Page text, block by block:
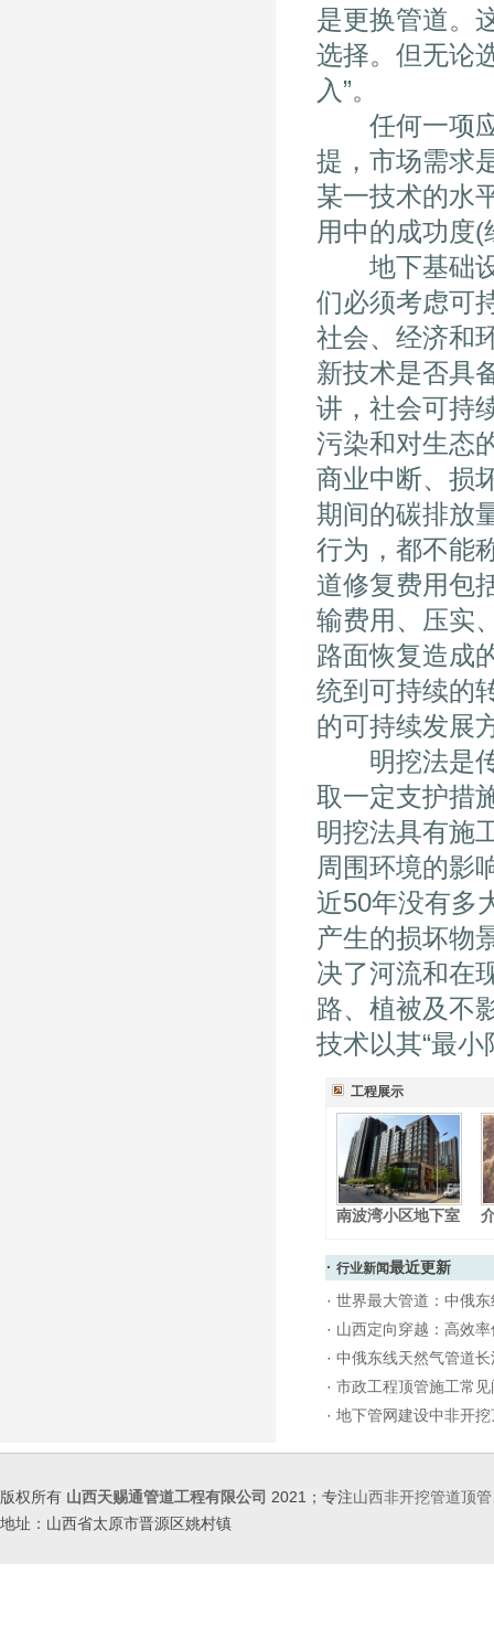
是更换管道。
选择。但无论
入”。
任何一项应
提，市场需求
某一技术的水
用中的成功度
地下基础设
们必须考虑可
社会、经济和
新技术是否具
讲，社会可持
污染和对生态
商业中断、损
期间的碳排放
行为，都不能
道修复费用包
输费用、压实
路面恢复造成
统到可持续的
的可持续发展
明挖法是传
取一定支护措
明挖法具有施
周围环境的影
近50年没有多
产生的损坏物
决了河流和在
路、植被及不
技术以其“最
工程展示
南波湾小区地下室
· 行业新闻最近更新
· 世界最大管道：中俄
· 山西定向穿越：高效
· 中俄东线天然气管道
· 市政工程顶管施工常
· 地下管网建设中非开
版权所有 山西天赐通管道工程有限公司 2021；专注山西非开挖管道顶管
地址：山西省太原市晋源区姚村镇